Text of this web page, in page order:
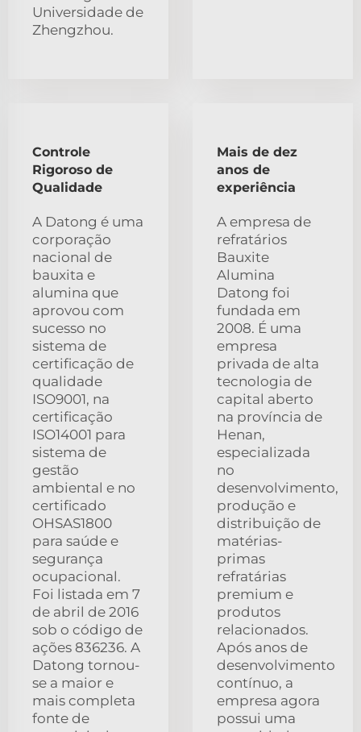
Universidade de
Zhengzhou.
Controle
Rigoroso de
Qualidade
A Datong é uma
corporação
nacional de
bauxita e
alumina que
aprovou com
sucesso no
sistema de
certificação de
qualidade
ISO9001, na
certificação
ISO14001 para
sistema de
gestão
ambiental e no
certificado
OHSAS1800
para saúde e
segurança
ocupacional.
Foi listada em 7
de abril de 2016
sob o código de
ações 836236. A
Datong tornou-
se a maior e
mais completa
fonte de
Mais de dez
anos de
experiência
A empresa de
refratários
Bauxite
Alumina
Datong foi
fundada em
2008. É uma
empresa
privada de alta
tecnologia de
capital aberto
na província de
Henan,
especializada
no
desenvolvimento,
produção e
distribuição de
matérias-
primas
refratárias
premium e
produtos
relacionados.
Após anos de
desenvolvimento
contínuo, a
empresa agora
possui uma